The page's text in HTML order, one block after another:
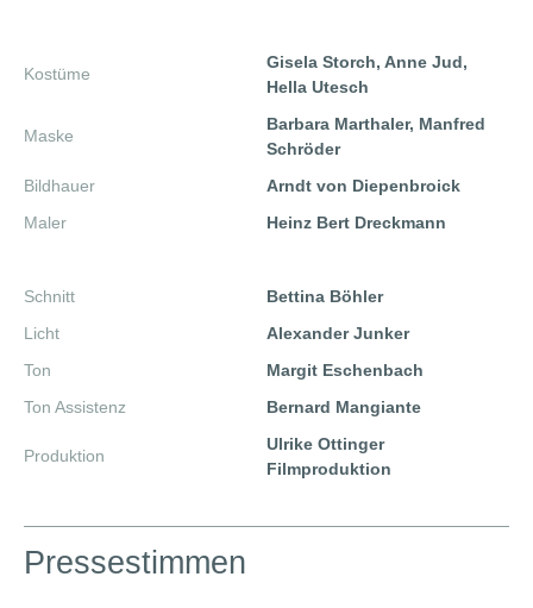
Kostüme
Gisela Storch, Anne Jud,
Hella Utesch
Maske
Barbara Marthaler, Manfred
Schröder
Bildhauer
Arndt von Diepenbroick
Maler
Heinz Bert Dreckmann
Schnitt
Bettina Böhler
Licht
Alexander Junker
Ton
Margit Eschenbach
Ton Assistenz
Bernard Mangiante
Produktion
Ulrike Ottinger
Filmproduktion
Pressestimmen